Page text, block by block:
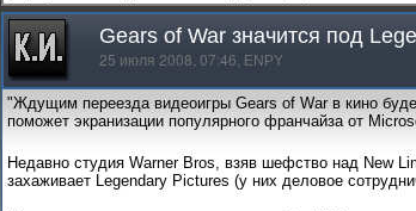
Gears of War значится под
25 июля 2008, 07:46, ENPY
"Ждущим переезда видеоигры Gears of War в кино
поможет экранизации популярного франчайза от
Недавно студия Warner Bros, взяв шефство над New
захаживает Legendary Pictures (у них деловое